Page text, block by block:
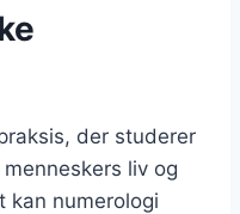
der studerer
liv og
kan numerologi